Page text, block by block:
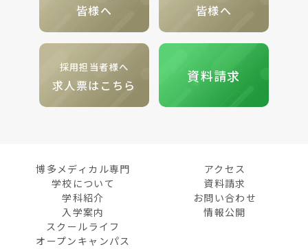
皆様へ
皆様へ
採用担当者様へ
求人票はこちら
資料請求
博多メディカル専門
学校について
学科紹介
入学案内
スクールライフ
オープンキャンパス
アクセス
資料請求
お問い合わせ
情報公開